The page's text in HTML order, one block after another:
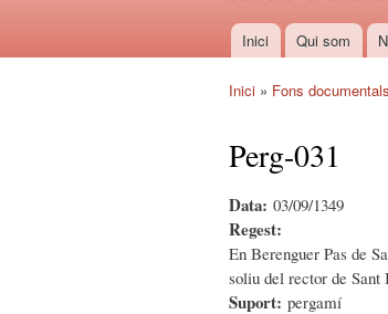
Menú principal
Inici Qui som
Inici » Fons documentals
Perg-031
Data: 03/09/1349
Regest:
En Berenguer Pas de
soliu del rector de
Suport: pergamí